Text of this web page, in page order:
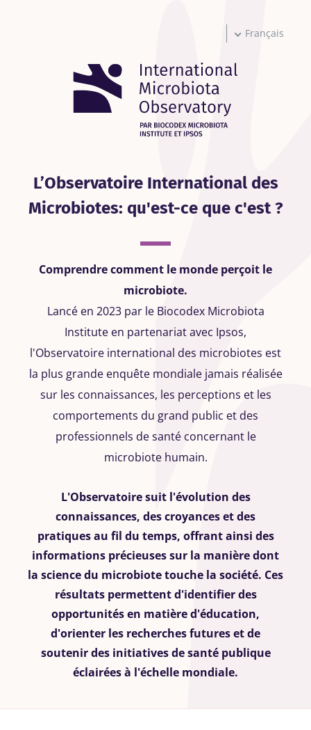
Français
L’Observatoire International des
Microbiotes: qu'est-ce que c'est ?
Comprendre comment le monde perçoit le
microbiote.
Lancé en 2023 par le Biocodex Microbiota
Institute en partenariat avec Ipsos,
l'Observatoire international des microbiotes est
la plus grande enquête mondiale jamais réalisée
sur les connaissances, les perceptions et les
comportements du grand public et des
professionnels de santé concernant le
microbiote humain.
L'Observatoire suit l'évolution des
connaissances, des croyances et des
pratiques au fil du temps, offrant ainsi des
informations précieuses sur la manière dont
la science du microbiote touche la société. Ces
résultats permettent d'identifier des
opportunités en matière d'éducation,
d'orienter les recherches futures et de
soutenir des initiatives de santé publique
éclairées à l'échelle mondiale.